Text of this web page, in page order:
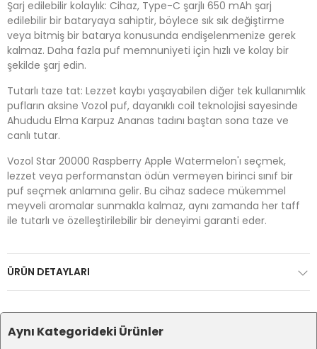
Şarj edilebilir kolaylık: Cihaz, Type-C şarjlı 650 mAh şarj
edilebilir bir bataryaya sahiptir, böylece sık sık değiştirme
veya bitmiş bir batarya konusunda endişelenmenize gerek
kalmaz. Daha fazla puf memnuniyeti için hızlı ve kolay bir
şekilde şarj edin.
Tutarlı taze tat: Lezzet kaybı yaşayabilen diğer tek kullanımlık
pufların aksine Vozol puf, dayanıklı coil teknolojisi sayesinde
Ahududu Elma Karpuz Ananas tadını baştan sona taze ve
canlı tutar.
Vozol Star 20000 Raspberry Apple Watermelon'ı seçmek,
lezzet veya performanstan ödün vermeyen birinci sınıf bir
puf seçmek anlamına gelir. Bu cihaz sadece mükemmel
meyveli aromalar sunmakla kalmaz, aynı zamanda her taff
ile tutarlı ve özelleştirilebilir bir deneyimi garanti eder.
ÜRÜN DETAYLARI
Aynı Kategorideki Ürünler